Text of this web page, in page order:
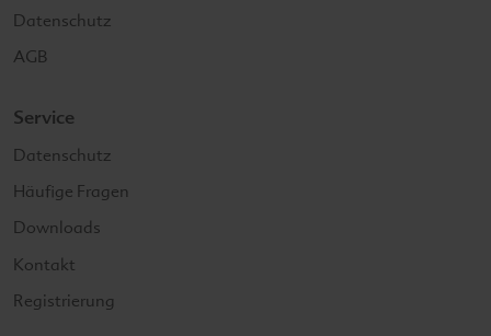
Datenschutz
AGB
Service
Datenschutz
Häufige Fragen
Downloads
Kontakt
Registrierung